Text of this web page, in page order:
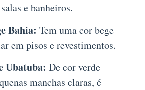
e banheiros.
Bahia: Tem uma cor bege
em pisos e revestimentos.
Ubatuba: De cor verde
manchas claras, é